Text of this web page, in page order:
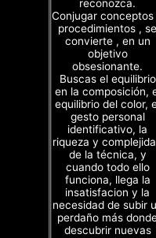
reconozca.
Conjugar
procedimientos , se
convierte , en un
objetivo
obsesionante.
Buscas el equilibrio
en la composición,
equilibrio del color,
gesto personal
identificativo, la
riqueza y
de la técnica, y
cuando todo ello
funciona, llega la
insatisfacion y la
necesidad de subir
perdaño más
descubrir nuevas